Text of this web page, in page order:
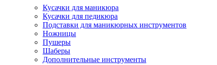
Кусачки для маникюра
Кусачки для педикюра
Подставки для маникюрных инструментов
Ножницы
Пушеры
Шаберы
Дополнительные инструменты